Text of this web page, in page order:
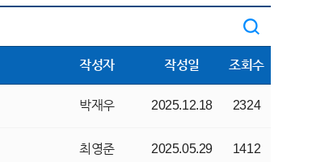
작성자 작성일 조회수
박재우 2025.12.18 2324
최영준 2025.05.29 1412